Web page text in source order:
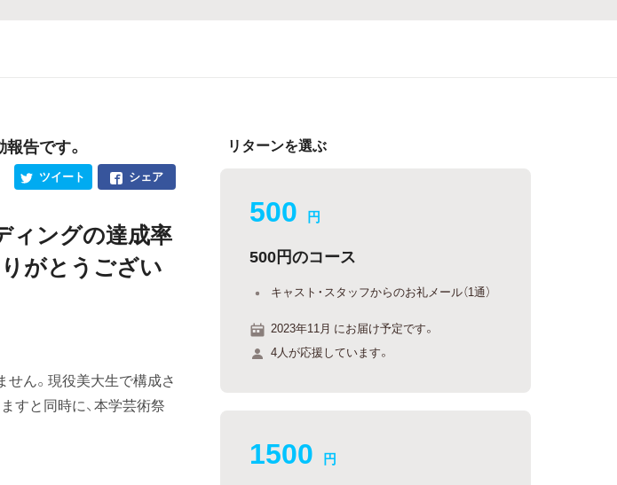
告です。
シェア
ツイート
ィングの達成率
がとうござい
せん。現役美大生で構成さ
すと同時に、本学芸術祭
リターンを選ぶ
500 円
500円のコース
キャスト・スタッフからのお礼メール（1通）
2023年11月 にお届け予定です。
4人が応援しています。
1500 円